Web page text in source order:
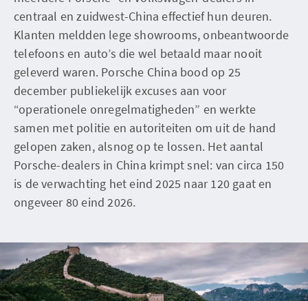
centraal en zuidwest-China effectief hun deuren.
Klanten meldden lege showrooms, onbeantwoorde
telefoons en auto’s die wel betaald maar nooit
geleverd waren. Porsche China bood op 25
december publiekelijk excuses aan voor
“operationele onregelmatigheden” en werkte
samen met politie en autoriteiten om uit de hand
gelopen zaken, alsnog op te lossen. Het aantal
Porsche-dealers in China krimpt snel: van circa 150
is de verwachting het eind 2025 naar 120 gaat en
ongeveer 80 eind 2026.